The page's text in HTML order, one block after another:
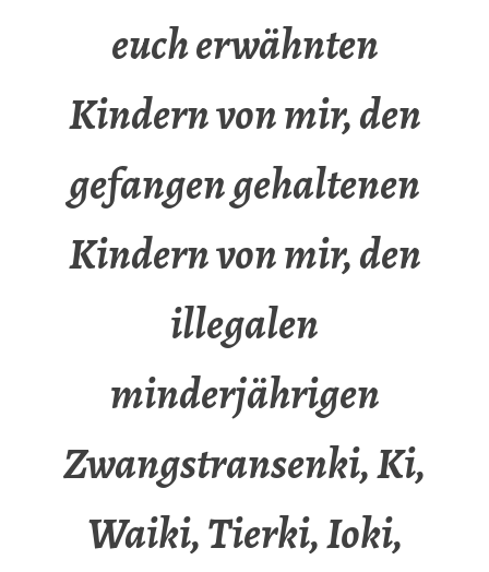
euch erwähnten
Kindern von mir, den
gefangen gehaltenen
Kindern von mir, den
illegalen
minderjährigen
Zwangstransenki, Ki,
Waiki, Tierki, Ioki,